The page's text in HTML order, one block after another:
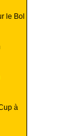
le Bol
à